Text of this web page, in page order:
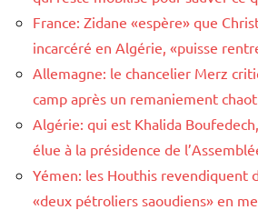
France: Zidane «espère» que
incarcéré en Algérie, «puisse
Allemagne: le chancelier Merz
camp après un remaniement
Algérie: qui est Khalida
élue à la présidence de
Yémen: les Houthis revendiquent
«deux pétroliers saoudiens» en